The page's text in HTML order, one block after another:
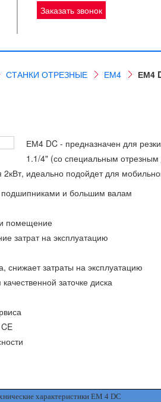
Заказать звонок
СТАНКИ ОТРЕЗНЫЕ ЕМ4 ЕМ4
ЕМ4 DC - предназначен для
1.1/4" (со специальным
идеально подойдет для
и большим валам
помещение
затрат на эксплуатацию
снижает затраты на эксплуатацию
заточке диска
характеристики ЕМ 4 DC